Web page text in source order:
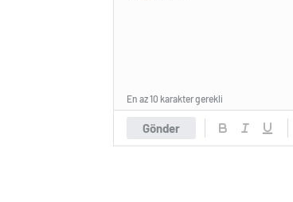
Gönder
En az 10 karakter gerekli